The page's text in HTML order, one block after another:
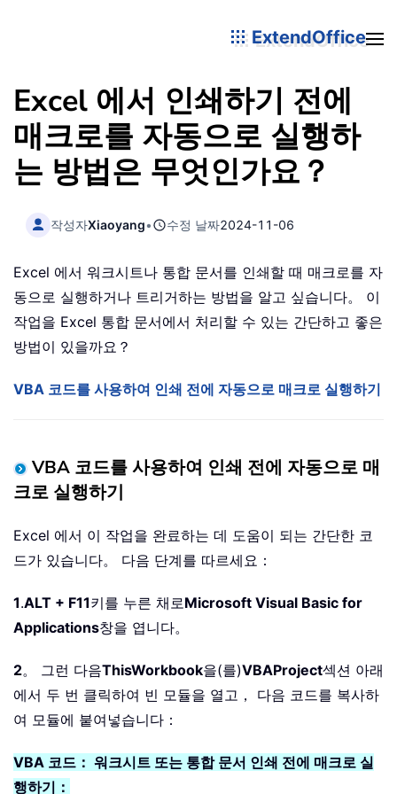
ExtendOffice
Excel 에서 인쇄하기 전에
매크로를 자동으로 실행하
는 방법은 무엇인가요？
작성자Xiaoyang• 수정 날짜2024-11-06
Excel 에서 워크시트나 통합 문서를 인쇄할 때 매크로를 자
동으로 실행하거나 트리거하는 방법을 알고 싶습니다。 이
작업을 Excel 통합 문서에서 처리할 수 있는 간단하고 좋은
방법이 있을까요？
VBA 코드를 사용하여 인쇄 전에 자동으로 매크로 실행하기
VBA 코드를 사용하여 인쇄 전에 자동으로 매
크로 실행하기
Excel 에서 이 작업을 완료하는 데 도움이 되는 간단한 코
드가 있습니다。 다음 단계를 따르세요：
1.ALT + F11키를 누른 채로Microsoft Visual Basic for
Applications창을 엽니다。
2。 그런 다음ThisWorkbook을(를)VBAProject섹션 아래
에서 두 번 클릭하여 빈 모듈을 열고， 다음 코드를 복사하
여 모듈에 붙여넣습니다：
VBA 코드： 워크시트 또는 통합 문서 인쇄 전에 매크로 실
행하기：